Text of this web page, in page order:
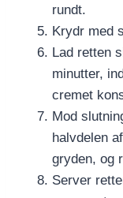
rundt.
Krydr med
Lad retten
minutter,
cremet
Mod
halvdelen
gryden, og
Server